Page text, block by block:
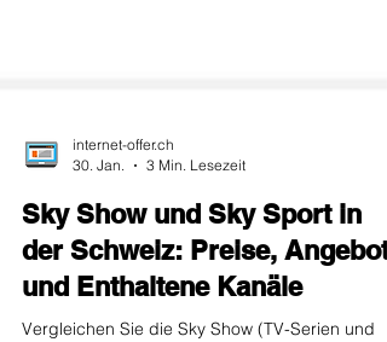
30. Jan.
3 Min. Lesezeit
Sky Show und Sky Sport in
der Schweiz: Preise, Angebote
und Enthaltene Kanäle